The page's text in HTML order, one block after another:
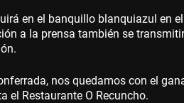
en el banquillo blanquiazul en
a la prensa también se
nos quedamos con el
el Restaurante O Recuncho.